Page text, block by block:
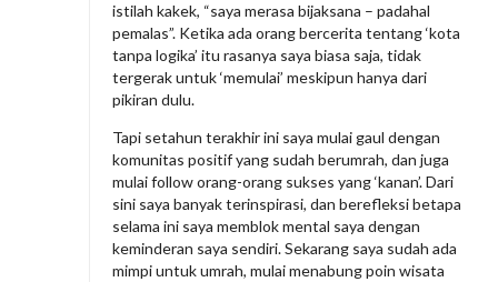
istilah kakek, “saya merasa bijaksana – padahal
pemalas”. Ketika ada orang bercerita tentang ‘kota
tanpa logika’ itu rasanya saya biasa saja, tidak
tergerak untuk ‘memulai’ meskipun hanya dari
pikiran dulu.
Tapi setahun terakhir ini saya mulai gaul dengan
komunitas positif yang sudah berumrah, dan juga
mulai follow orang-orang sukses yang ‘kanan’. Dari
sini saya banyak terinspirasi, dan berefleksi betapa
selama ini saya memblok mental saya dengan
keminderan saya sendiri. Sekarang saya sudah ada
mimpi untuk umrah, mulai menabung poin wisata